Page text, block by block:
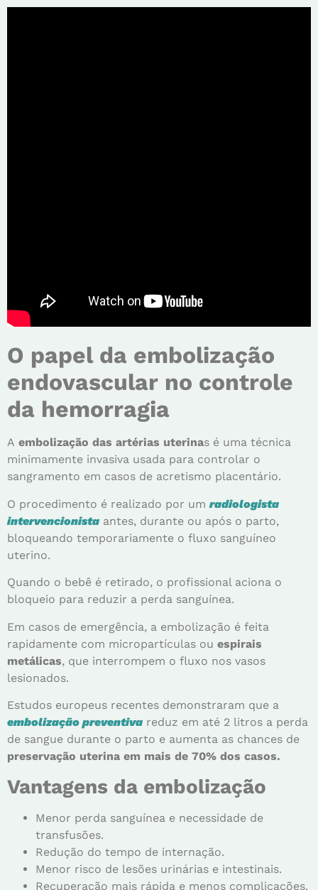
O papel da embolização
endovascular no controle
da hemorragia
A embolização das artérias uterinas é uma técnica
minimamente invasiva usada para controlar o
sangramento em casos de acretismo placentário.
O procedimento é realizado por um radiologista
intervencionista antes, durante ou após o parto,
bloqueando temporariamente o fluxo sanguíneo
uterino.
Quando o bebê é retirado, o profissional aciona o
bloqueio para reduzir a perda sanguínea.
Em casos de emergência, a embolização é feita
rapidamente com micropartículas ou espirais
metálicas, que interrompem o fluxo nos vasos
lesionados.
Estudos europeus recentes demonstraram que a
embolização preventiva reduz em até 2 litros a perda
de sangue durante o parto e aumenta as chances de
preservação uterina em mais de 70% dos casos.
Vantagens da embolização
Menor perda sanguínea e necessidade de
transfusões.
Redução do tempo de internação.
Menor risco de lesões urinárias e intestinais.
Recuperação mais rápida e menos complicações.